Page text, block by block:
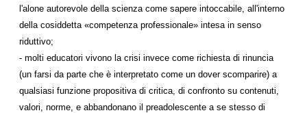
l'alone autorevole della scienza come sapere intoccabile, all'interno
della cosiddetta «competenza professionale» intesa in senso
riduttivo;
- molti educatori vivono la crisi invece come richiesta di rinuncia
(un farsi da parte che è interpretato come un dover scomparire) a
qualsiasi funzione propositiva di critica, di confronto su contenuti,
valori, norme, e abbandonano il preadolescente a se stesso di